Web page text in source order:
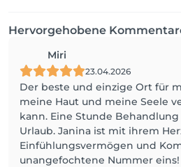
Hervorgehobene
Miri
23.04.2026
Der beste und einzige Ort für
meine Haut und meine Seele
kann. Eine Stunde
Urlaub. Janina ist mit ihrem
Einfühlungsvermögen und
unangefochtene Nummer eins!